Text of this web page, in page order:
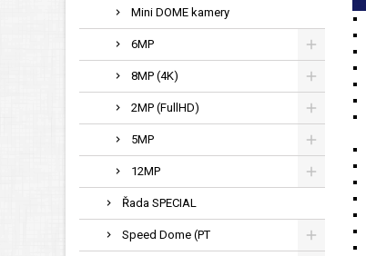
Mini DOME kamery
6MP
8MP (4K)
2MP (FullHD)
5MP
12MP
Řada SPECIAL
Speed Dome (PT